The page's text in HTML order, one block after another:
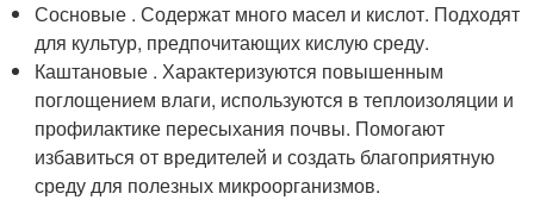
Сосновые . Содержат много масел и кислот. Подходят
для культур, предпочитающих кислую среду.
Каштановые . Характеризуются повышенным
поглощением влаги, используются в теплоизоляции и
профилактике пересыхания почвы. Помогают
избавиться от вредителей и создать благоприятную
среду для полезных микроорганизмов.